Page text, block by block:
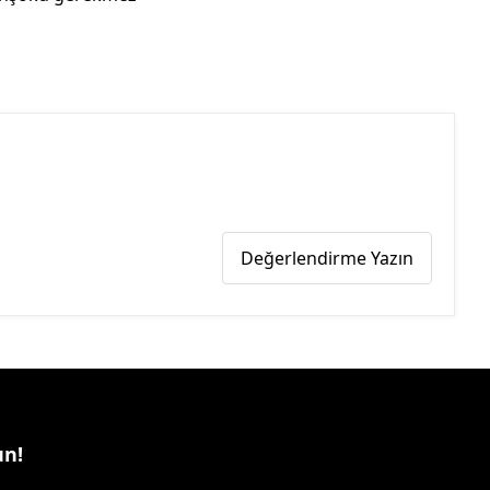
Değerlendirme Yazın